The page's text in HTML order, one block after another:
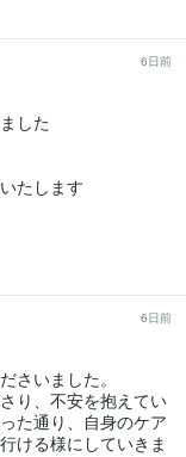
6日前
した
たします
6日前
さいました。
り、不安を抱えてい
た通り、自身のケア
ける様にしていきま